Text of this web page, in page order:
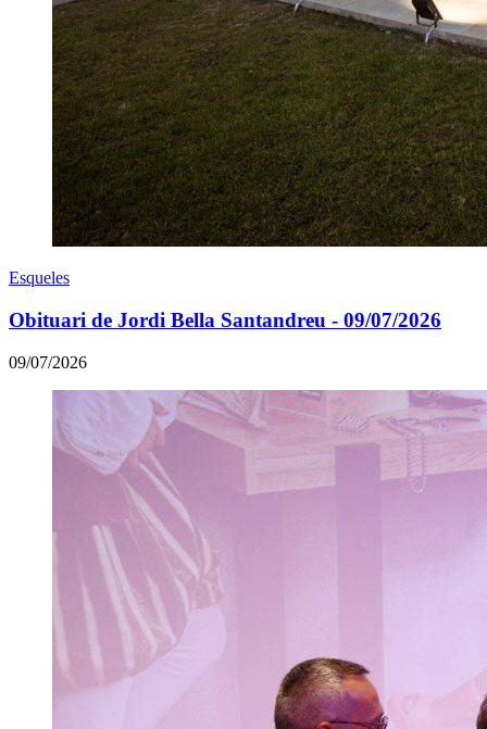
Esqueles
Obituari de Jordi Bella Santandreu - 09/07/2026
09/07/2026